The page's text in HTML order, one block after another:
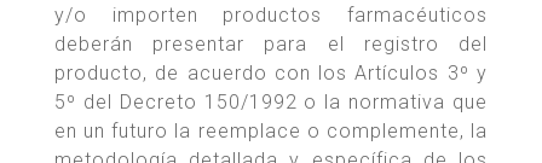
y/o importen productos farmacéuticos
deberán presentar para el registro del
producto, de acuerdo con los Artículos 3º y
5º del Decreto 150/1992 o la normativa que
en un futuro la reemplace o complemente, la